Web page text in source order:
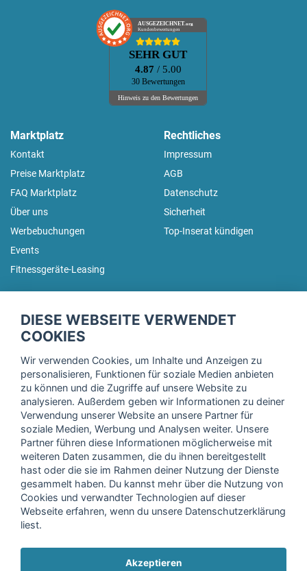
AUSGEZEICHNET.org
Kundenbewertungen
SEHR GUT
4.87 / 5.00
30 Bewertungen
Hinweis zu den Bewertungen
Marktplatz
Kontakt
Preise Marktplatz
FAQ Marktplatz
Über uns
Werbebuchungen
Events
Fitnessgeräte-Leasing
Rechtliches
Impressum
AGB
Datenschutz
Sicherheit
Top-Inserat kündigen
Trage dich hier für unseren Newsletter ein und erhalte regelmäßig
Ich stimme der Verarbeitung meiner Daten, wie in der
Einwilligungserklärungder fitnessmarkt.de services GmbH
beschrieben, zu und bestätige, dass ich das 16. Lebensjahr
vollendet habe. Ich kann diese Einwilligung jederzeit mit
Wirkung für die Zukunft widerrufen. Weitere Informationen
finden Sie in unsererDatenschutzerklärung.
DIESE WEBSEITE VERWENDET
COOKIES
Wir verwenden Cookies, um Inhalte und Anzeigen zu
personalisieren, Funktionen für soziale Medien anbieten
zu können und die Zugriffe auf unsere Website zu
analysieren. Außerdem geben wir Informationen zu deiner
Verwendung unserer Website an unsere Partner für
soziale Medien, Werbung und Analysen weiter. Unsere
Partner führen diese Informationen möglicherweise mit
weiteren Daten zusammen, die du ihnen bereitgestellt
hast oder die sie im Rahmen deiner Nutzung der Dienste
gesammelt haben. Du kannst mehr über die Nutzung von
Cookies und verwandter Technologien auf dieser
Webseite erfahren, wenn du unsere Datenschutzerklärung
liest.
Akzeptieren